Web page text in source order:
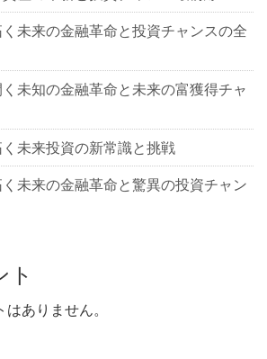
未来の金融革命と投資チャンスの全
未知の金融革命と未来の富獲得チャ
未来投資の新常識と挑戦
未来の金融革命と驚異の投資チャン
ト
ありません。